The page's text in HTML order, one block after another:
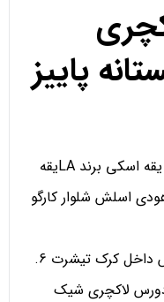
پاییز
مانتو کبریتی کتان چهار خانه ابرنگی یقه اسکی برند LAیقه
اسلش شلوار کارگو
کرک تیشرت 6.
دورس لاکچری شیک